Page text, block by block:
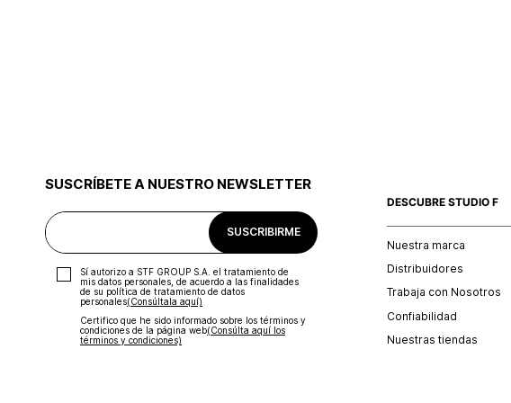
SUSCRÍBETE A NUESTRO NEWSLETTER
SUSCRIBIRME
Sí autorizo a STF GROUP S.A. el tratamiento de
mis datos personales, de acuerdo a las finalidades
de su política de tratamiento de datos
personales‎(Consúltala aquí)
Certifico que he sido informado sobre los términos y
condiciones de la página web‎(Consúlta aquí los
términos y condiciones)
DESCUBRE STUDIO F
Nuestra marca
Distribuidores
Trabaja con Nosotros
Confiabilidad
Nuestras tiendas